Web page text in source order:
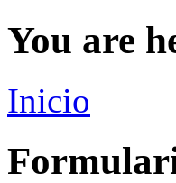
You are
Inicio